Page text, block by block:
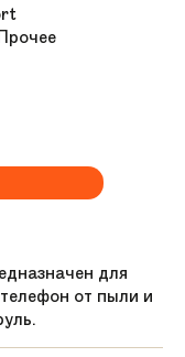
для
от пыли и